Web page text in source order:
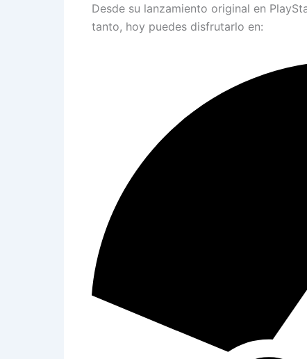
Desde su lanzamiento original en
tanto, hoy puedes disfrutarlo en: